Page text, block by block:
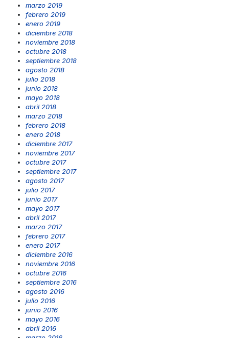
marzo 2019
febrero 2019
enero 2019
diciembre 2018
noviembre 2018
octubre 2018
septiembre 2018
agosto 2018
julio 2018
junio 2018
mayo 2018
abril 2018
marzo 2018
febrero 2018
enero 2018
diciembre 2017
noviembre 2017
octubre 2017
septiembre 2017
agosto 2017
julio 2017
junio 2017
mayo 2017
abril 2017
marzo 2017
febrero 2017
enero 2017
diciembre 2016
noviembre 2016
octubre 2016
septiembre 2016
agosto 2016
julio 2016
junio 2016
mayo 2016
abril 2016